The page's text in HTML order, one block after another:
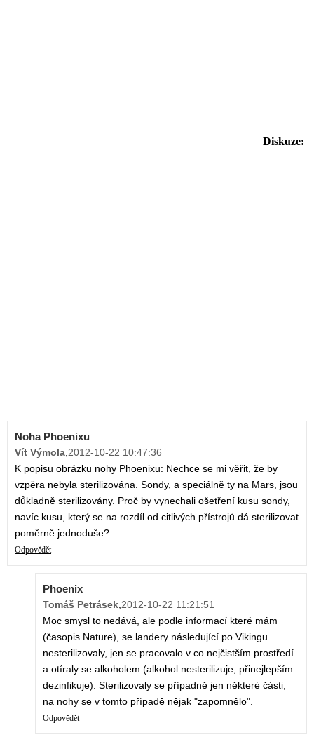
Diskuze:
Noha Phoenixu
Vít Výmola 2012-10-22 10:47:36
K popisu obrázku nohy Phoenixu: Nechce se mi věřit, že by
vzpěra nebyla sterilizována. Sondy, a speciálně ty na Mars, jsou
důkladně sterilizovány. Proč by vynechali ošetření kusu sondy,
navíc kusu, který se na rozdíl od citlivých přístrojů dá sterilizovat
poměrně jednoduše?
Odpovědět
Phoenix
Tomáš Petrásek 2012-10-22 11:21:51
Moc smysl to nedává, ale podle informací které mám
(časopis Nature), se landery následující po Vikingu
nesterilizovaly, jen se pracovalo v co nejčistším prostředí
a otíraly se alkoholem (alkohol nesterilizuje, přinejlepším
dezinfikuje). Sterilizovaly se případně jen některé části,
na nohy se v tomto případě nějak "zapomnělo".
Odpovědět